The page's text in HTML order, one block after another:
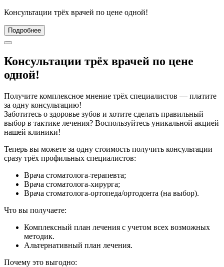
Консультации трёх врачей по цене одной!
Подробнее
Консультации трёх врачей по цене
одной!
Получите комплексное мнение трёх специалистов — платите
за одну консультацию!
Заботитесь о здоровье зубов и хотите сделать правильный
выбор в тактике лечения? Воспользуйтесь уникальной акцией
нашей клиники!
Теперь вы можете за одну стоимость получить консультации
сразу трёх профильных специалистов:
Врача стоматолога‑терапевта;
Врача стоматолога-хирурга;
Врача стоматолога-ортопеда/ортодонта (на выбор).
Что вы получаете:
Комплексный план лечения с учетом всех возможных
методик.
Альтернативный план лечения.
Почему это выгодно: